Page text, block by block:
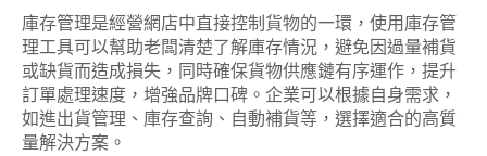
庫存管理是經營網店中直接控制貨物的一環，使用庫存管
理工具可以幫助老闆清楚了解庫存情況，避免因過量補貨
或缺貨而造成損失，同時確保貨物供應鏈有序運作，提升
訂單處理速度，增強品牌口碑。企業可以根據自身需求，
如進出貨管理、庫存查詢、自動補貨等，選擇適合的高質
量解決方案。